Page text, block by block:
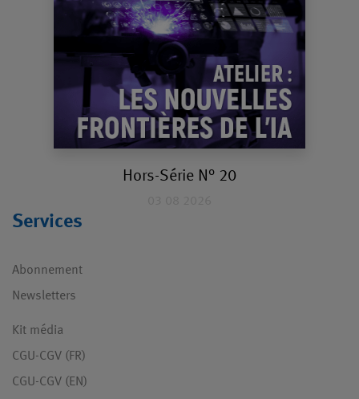
Hors-Série N° 20
Services
Abonnement
Newsletters
Kit média
CGU-CGV (FR)
CGU-CGV (EN)